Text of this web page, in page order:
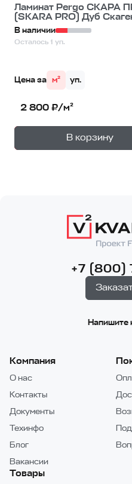
Ламинат Pergo СКАРА
(SKARA PRO) Дуб
В наличии
Осталось 1 уп.
Цена за м² уп.
2 800 ₽/м²
В корзину
1уп.
+7 (800)
Напишите
Компания
О нас
Контакты
Документы
Техинфо
Блог
Вакансии
Товары